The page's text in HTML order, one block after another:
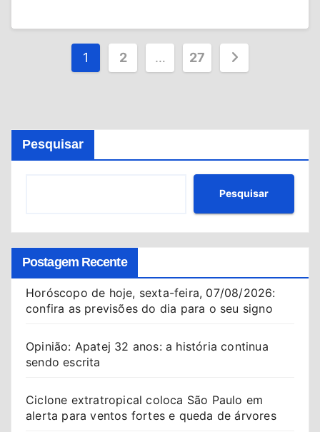
Paginação
1 2 … 27
Pesquisar
Pesquisar
Postagem Recente
Horóscopo de hoje, sexta-feira, 07/08/2026:
confira as previsões do dia para o seu signo
Opinião: Apatej 32 anos: a história continua
sendo escrita
Ciclone extratropical coloca São Paulo em
alerta para ventos fortes e queda de árvores